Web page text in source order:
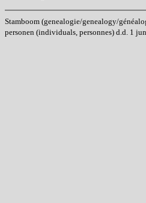
Stamboom (genealogie/genealogy/
personen (individuals, personnes) d.d. 1